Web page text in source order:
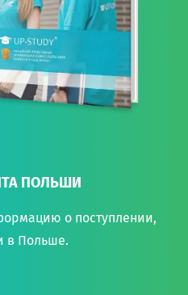
ПОЛЬШИ
о поступлении,
в Польше.